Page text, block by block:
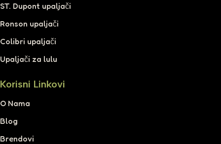
ST. Dupont upaljači
Ronson upaljači
Colibri upaljači
Upaljači za lulu
Korisni Linkovi
O Nama
Blog
Brendovi